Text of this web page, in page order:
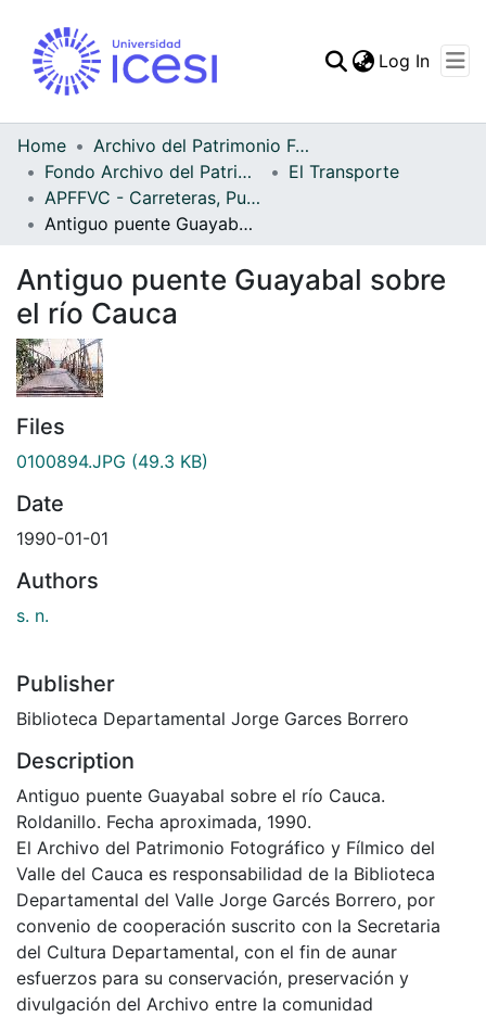
Statistics
Log In
Home
Archivo del Patrimonio Fotográfico y Fílmico del Valle del Cauca
Fondo Archivo del Patrimonio Fotográfico y Fílmico del Valle del Cauca
El Transporte
APFFVC - Carreteras, Puentes - Patrimonial
Antiguo puente Guayabal sobre el río Cauca
Antiguo puente Guayabal sobre
el río Cauca
Files
0100894.JPG (49.3 KB)
Date
1990-01-01
Authors
s. n.
Publisher
Biblioteca Departamental Jorge Garces Borrero
Description
Antiguo puente Guayabal sobre el río Cauca.
Roldanillo. Fecha aproximada, 1990.
El Archivo del Patrimonio Fotográfico y Fílmico del
Valle del Cauca es responsabilidad de la Biblioteca
Departamental del Valle Jorge Garcés Borrero, por
convenio de cooperación suscrito con la Secretaria
del Cultura Departamental, con el fin de aunar
esfuerzos para su conservación, preservación y
divulgación del Archivo entre la comunidad